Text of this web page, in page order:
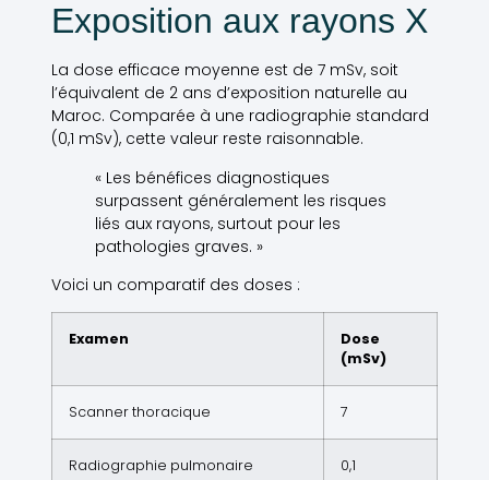
Exposition aux rayons X
La dose efficace moyenne est de 7 mSv, soit
l’équivalent de 2 ans d’exposition naturelle au
Maroc. Comparée à une radiographie standard
(0,1 mSv), cette valeur reste raisonnable.
« Les bénéfices diagnostiques
surpassent généralement les risques
liés aux rayons, surtout pour les
pathologies graves. »
Voici un comparatif des doses :
Examen
Dose
(mSv)
Scanner thoracique 7
Radiographie pulmonaire 0,1